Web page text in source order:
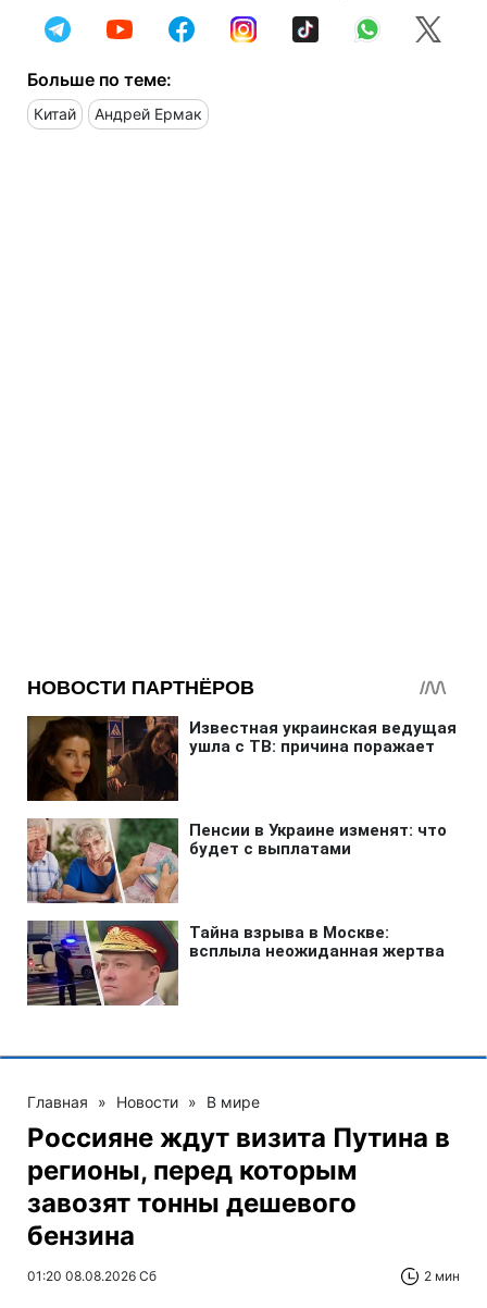
Больше по теме:
Китай Андрей Ермак
Главная » Новости » В мире
Россияне ждут визита Путина в
регионы, перед которым
завозят тонны дешевого
бензина
01:20 08.08.2026 Сб 2 мин